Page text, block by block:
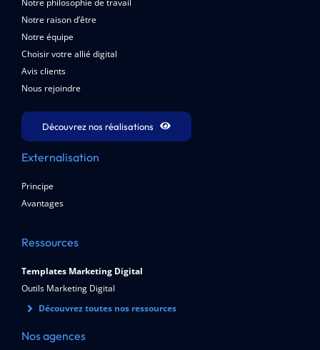
Notre raison d’être
Notre équipe
Choisir votre allié digital
Avis clients
Nous rejoindre
Découvrez nos réalisations
Externalisation
Principe
Avantages
Ressources
Templates Marketing Digital
Outils Marketing Digital
Découvrez toutes nos ressources
Nos agences